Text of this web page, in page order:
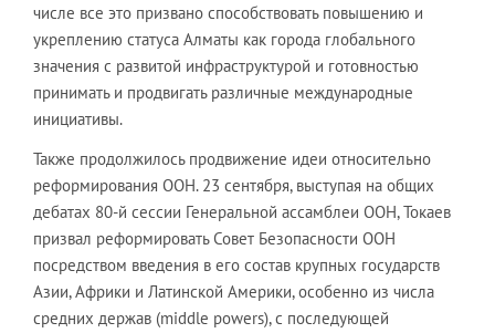
числе все это призвано способствовать повышению и
укреплению статуса Алматы как города глобального
значения с развитой инфраструктурой и готовностью
принимать и продвигать различные международные
инициативы.
Также продолжилось продвижение идеи относительно
реформирования ООН. 23 сентября, выступая на общих
дебатах 80-й сессии Генеральной ассамблеи ООН, Токаев
призвал реформировать Совет Безопасности ООН
посредством введения в его состав крупных государств
Азии, Африки и Латинской Америки, особенно из числа
средних держав (middle powers), с последующей